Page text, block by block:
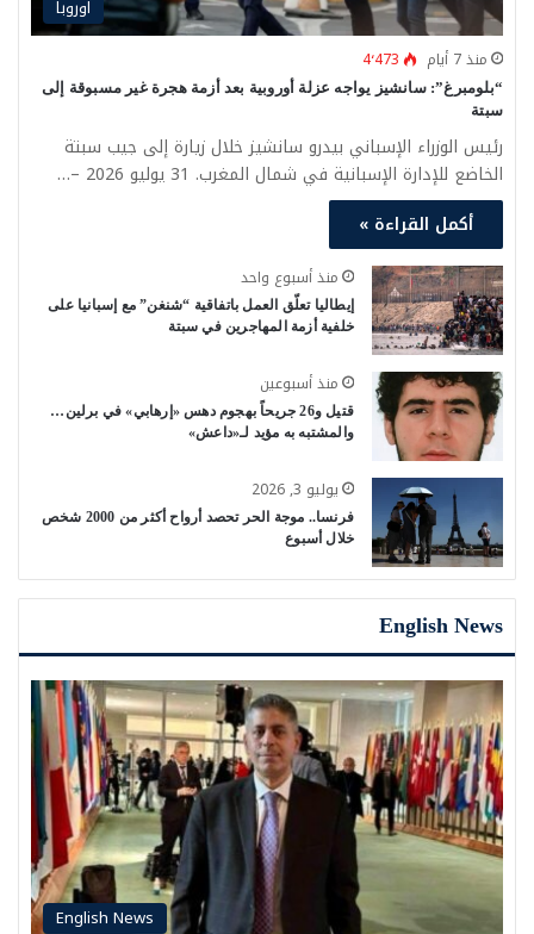
اوروبا
منذ 7 أيام 4٬473
“بلومبرغ”: سانشيز يواجه عزلة أوروبية بعد أزمة هجرة غير مسبوقة إلى
سبتة
رئيس الوزراء الإسباني بيدرو سانشيز خلال زيارة إلى جيب سبتة
الخاضع للإدارة الإسبانية في شمال المغرب. 31 يوليو 2026 –…
أكمل القراءة »
منذ أسبوع واحد
إيطاليا تعلّق العمل باتفاقية “شنغن” مع إسبانيا على
خلفية أزمة المهاجرين في سبتة
منذ أسبوعين
قتيل و26 جريحاً بهجوم دهس «إرهابي» في برلين…
والمشتبه به مؤيد لـ«داعش»
يوليو 3, 2026
فرنسا.. موجة الحر تحصد أرواح أكثر من 2000 شخص
خلال أسبوع
English News
English News